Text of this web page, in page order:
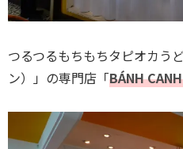
つるつるもちもちタピオカう
ン）」の専門店「BÁNH